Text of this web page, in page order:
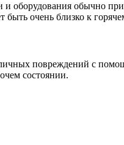
и оборудования обычно
очень близко к
повреждений с
состоянии.